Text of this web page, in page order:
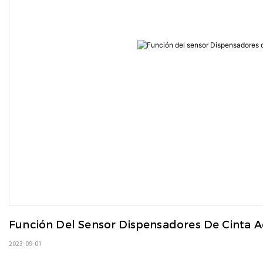
Función Del Sensor Dispensadores De Cinta
2023-09-01